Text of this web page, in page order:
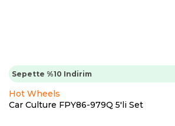
Sepette %10 Indirim
Hot Wheels
Car Culture FPY86-979Q 5'li Set